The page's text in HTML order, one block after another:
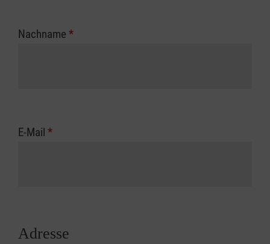
Nachname *
E-Mail *
Adresse